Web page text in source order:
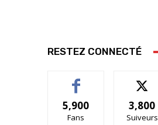
RESTEZ CONNECTÉ
5,900
Fans
3,800
Suiveurs